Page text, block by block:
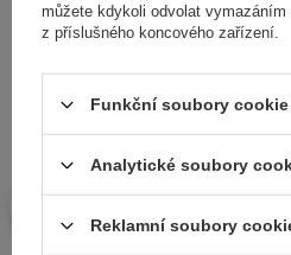
vynikající volbou pro všechny, kdo potřebují
libovolném směru.Ideální pro terény s mnoha
traktorové sekačky s nulovým
přesným sekáním, což je pro zachování
můžete kdykoli odvolat
z příslušného koncového zařízení.
Funkční soubory
Analytické soubory
Reklamní soubory